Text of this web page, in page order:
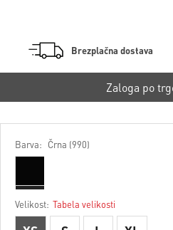
Brezplačna dostava
Zaloga po
Barva: Črna (990)
Velikost: Tabela velikosti